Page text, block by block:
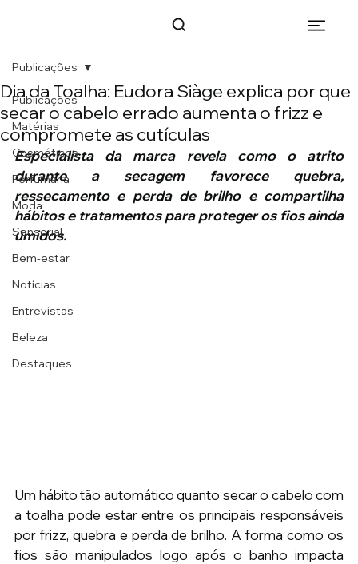
Publicações
Matérias
Cosméticos
Perfumaria
Moda
Sensorial
Bem-estar
Notícias
Entrevistas
Beleza
Destaques
Publicações
Dia da Toalha: Eudora Siàge explica por que
secar o cabelo errado aumenta o frizz e
compromete as cutículas
Especialista da marca revela como o atrito
durante a secagem favorece quebra,
ressecamento e perda de brilho e compartilha
hábitos e tratamentos para proteger os fios ainda
úmidos.
Um hábito tão automático quanto secar o cabelo com
a toalha pode estar entre os principais responsáveis
por frizz, quebra e perda de brilho. A forma como os
fios são manipulados logo após o banho impacta